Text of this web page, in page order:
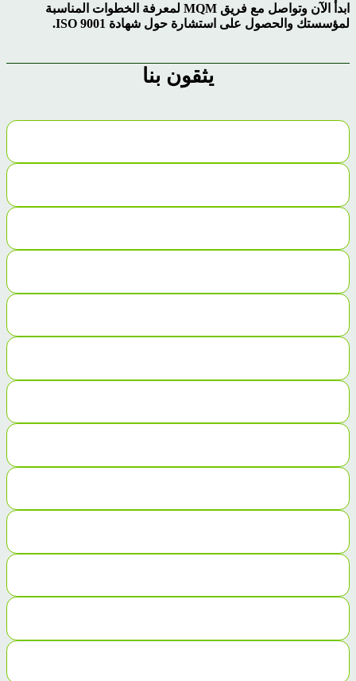
ابدأ الآن وتواصل مع فريق MQM لمعرفة الخطوات المناسبة
لمؤسستك والحصول على استشارة حول شهادة ISO 9001.
يثقون بنا